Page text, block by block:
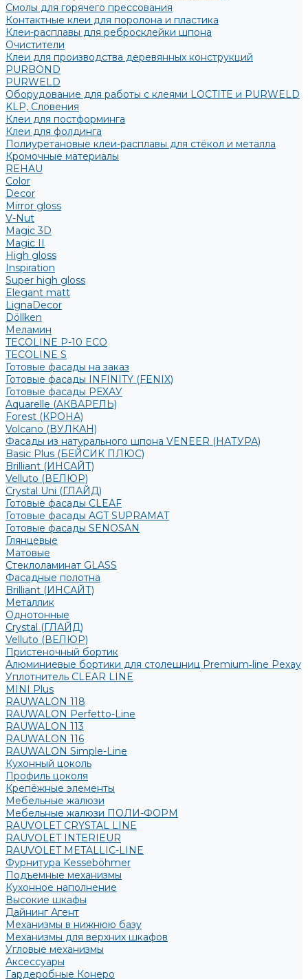
Смолы для горячего прессования
Контактные клеи для поролона и пластика
Клеи-расплавы для ребросклейки шпона
Очистители
Клеи для производства деревянных конструкций
PURBOND
PURWELD
Оборудование для работы с клеями LOCTITE и PURWELD
KLP, Словения
Клеи для постформинга
Клеи для фолдинга
Полиуретановые клеи-расплавы для стёкол и металла
Кромочные материалы
REHAU
Color
Decor
Mirror gloss
V-Nut
Magic 3D
Magic II
High gloss
Inspiration
Super high gloss
Elegant matt
LignaDecor
Döllken
Меламин
TECOLINE P-10 ECO
TECOLINE S
Готовые фасады на заказ
Готовые фасады INFINITY (FENIX)
Готовые фасады РЕХАУ
Aquarelle (АКВАРЕЛЬ)
Forest (КРОНА)
Volcano (ВУЛКАН)
Фасады из натурального шпона VENEER (НАТУРА)
Basic Plus (БЕЙСИК ПЛЮС)
Brilliant (ИНСАЙТ)
Velluto (ВЕЛЮР)
Crystal Uni (ГЛАЙД)
Готовые фасады CLEAF
Готовые фасады AGT SUPRAMAT
Готовые фасады SENOSAN
Глянцевые
Матовые
Стеклоламинат GLASS
Фасадные полотна
Brilliant (ИНСАЙТ)
Металлик
Однотонные
Crystal (ГЛАЙД)
Velluto (ВЕЛЮР)
Пристеночный бортик
Алюминиевые бортики для столешниц Premium‑line Рехау
Уплотнитель CLEAR LINE
MINI Plus
RAUWALON 118
RAUWALON Perfetto-Line
RAUWALON 113
RAUWALON 116
RAUWALON Simple-Line
Кухонный цоколь
Профиль цоколя
Крепёжные элементы
Мебельные жалюзи
Мебельные жалюзи ПОЛИ-ФОРМ
RAUVOLET CRYSTAL LINE
RAUVOLET INTERIEUR
RAUVOLET METALLIC-LINE
Фурнитура Kesseböhmer
Подъемные механизмы
Кухонное наполнение
Высокие шкафы
Дайнинг Агент
Механизмы в нижнюю базу
Механизмы для верхних шкафов
Угловые механизмы
Аксессуары
Гардеробные Конеро